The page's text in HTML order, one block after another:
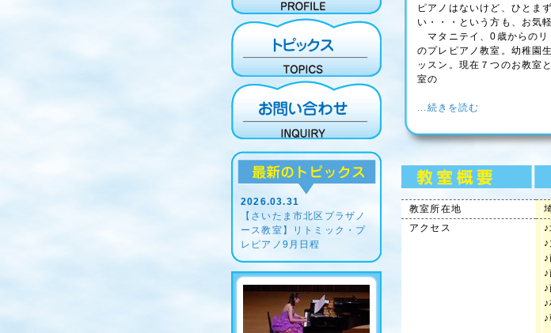
2026.03.31
【さいたま市北区プラザノ
ース教室】リトミック・プ
レピアノ9月日程
ピアノはないけど、ひとま
い・・・という方も、お気
マタニテイ、0歳からのリ
のプレピアノ教室。幼稚園
ッスン。現在７つのお教室
室の
...続きを読む
教室所在地
アクセス